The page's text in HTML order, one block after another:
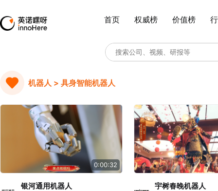
首页 权威榜 价值榜
机器人 > 具身智能机器人
0:00:32
银河通用机器人 宇树春晚机器人